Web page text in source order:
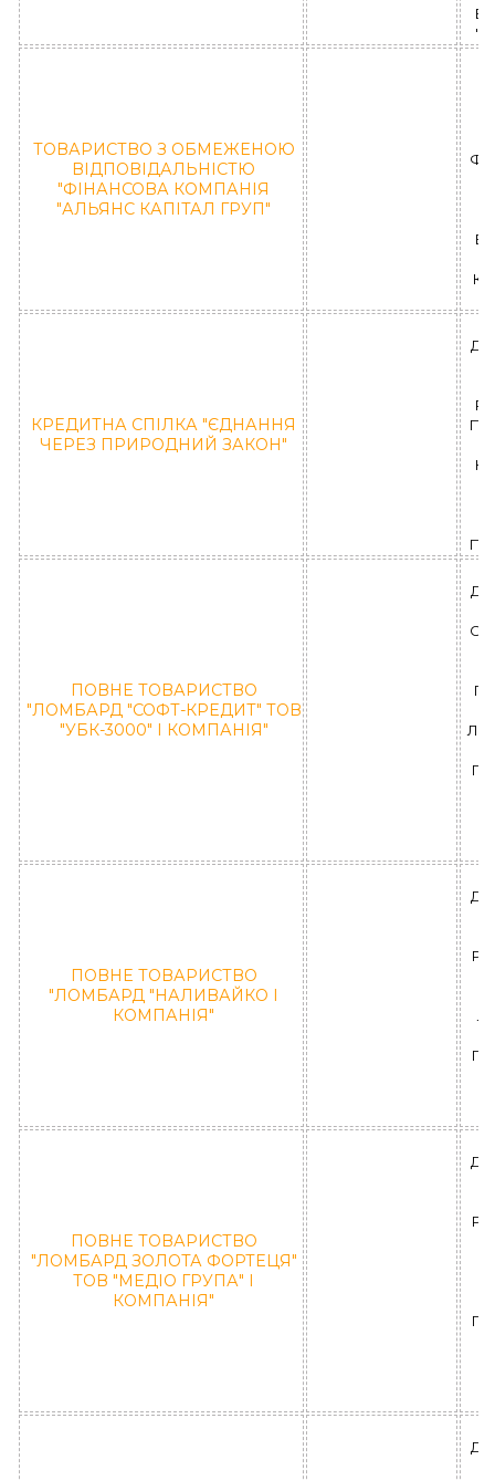
ТОВАРИСТВО З ОБМЕЖЕНОЮ
ВІДПОВІДАЛЬНІСТЮ
"ФІНАНСОВА КОМПАНІЯ
"АЛЬЯНС КАПІТАЛ ГРУП"
ФК
КРЕДИТНА СПІЛКА "ЄДНАННЯ
ЧЕРЕЗ ПРИРОДНИЙ ЗАКОН"
ПОВНЕ ТОВАРИСТВО
"ЛОМБАРД "СОФТ-КРЕДИТ" ТОВ
"УБК-3000" І КОМПАНІЯ"
ЛД
ПОВНЕ ТОВАРИСТВО
"ЛОМБАРД "НАЛИВАЙКО І
КОМПАНІЯ"
ПОВНЕ ТОВАРИСТВО
"ЛОМБАРД ЗОЛОТА ФОРТЕЦЯ"
ТОВ "МЕДІО ГРУПА" І
КОМПАНІЯ"